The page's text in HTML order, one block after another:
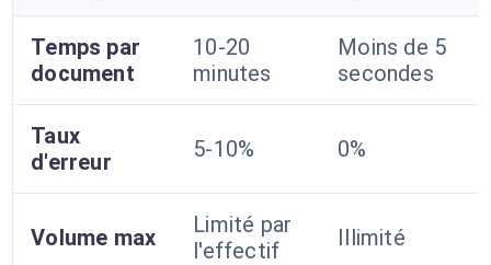
Temps par
document
10-20
minutes
Moins de 5
secondes
Taux
d'erreur
5-10% 0%
Volume max
Limité par
l'effectif
Illimité